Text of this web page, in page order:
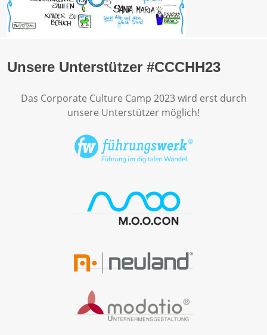
Unsere Unterstützer #CCCHH23
Das Corporate Culture Camp 2023 wird erst durch
unsere Unterstützer möglich!